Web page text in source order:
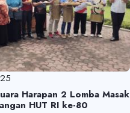
Harapan 2 Lomba Masak
HUT RI ke-80